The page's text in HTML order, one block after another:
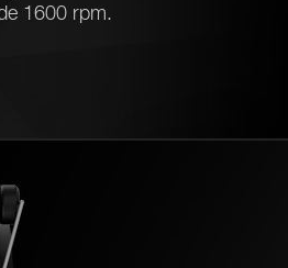
1600 rpm.